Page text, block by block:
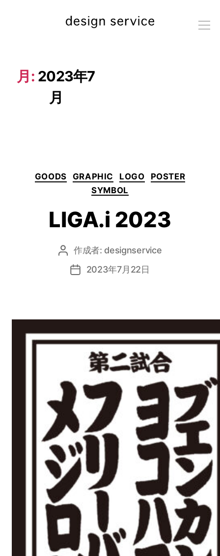
me
月: 2023年7
月
カ
テ
ゴ
リ
GOODS GRAPHIC LOGO
POSTER
SYMBOL
LIGA.i 2023
投
稿
者
作成者: designservice
投
2023年7月22日